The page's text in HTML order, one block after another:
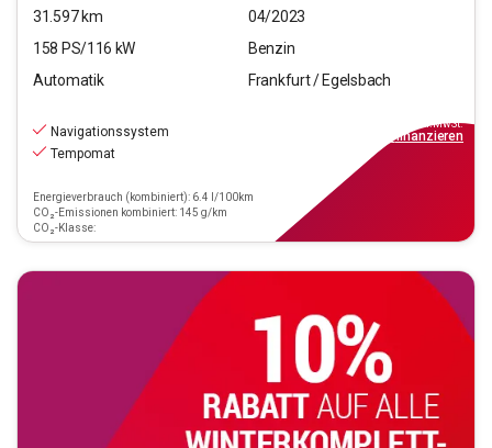
31.597km
04/2023
158 PS/116 kW
Benzin
Automatik
Frankfurt / Egelsbach
Navigationssystem
Tempomat
Energieverbrauch (kombiniert): 6.4 l/100km
CO₂-Emissionen kombiniert: 145 g/km
CO₂-Klasse:
inkl.MwSt.
finanzieren